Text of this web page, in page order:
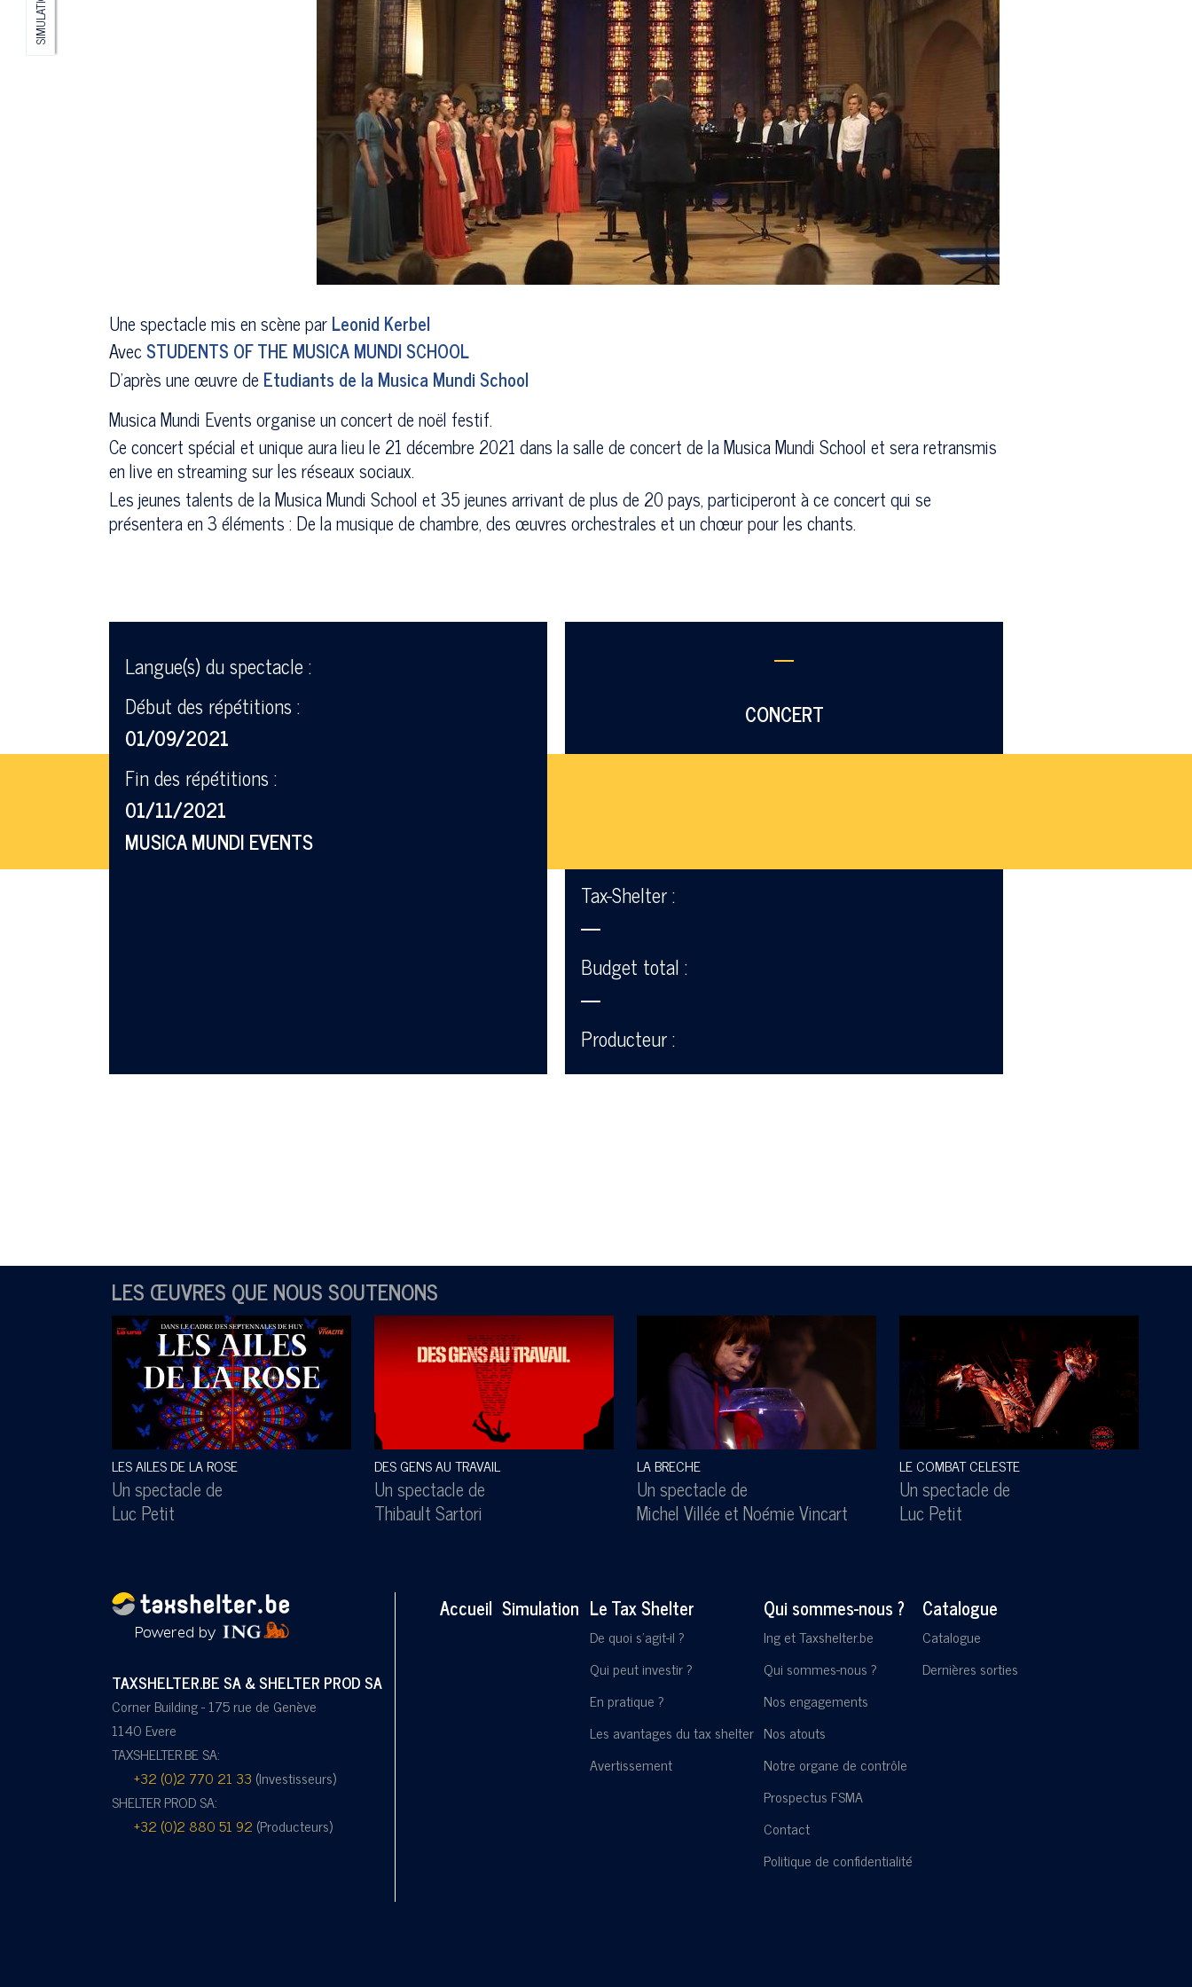
Une spectacle mis en scène parLeonid Kerbel
AvecSTUDENTS OF THE MUSICA MUNDI SCHOOL
D'après une œuvre de Etudiants de la Musica Mundi School
Musica Mundi Events organise un concert de noël festif.
Ce concert spécial et unique aura lieu le 21 décembre 2021 dans la salle de concert de la Musica Mundi School et sera retransmis
en live en streaming sur les réseaux sociaux.
Les jeunes talents de la Musica Mundi School et 35 jeunes arrivant de plus de 20 pays, participeront à ce concert qui se
présentera en 3 éléments : De la musique de chambre, des œuvres orchestrales et un chœur pour les chants.
Langue(s) du spectacle :
Début des répétitions :
01/09/2021
Fin des répétitions :
01/11/2021
MUSICA MUNDI EVENTS
—
CONCERT
Tax-Shelter :
—
Budget total :
—
Producteur :
SIMULATION
LES ŒUVRES QUE NOUS SOUTENONS
LES AILES DE LA ROSE
Un spectacle de
Luc Petit
DES GENS AU TRAVAIL
Un spectacle de
Thibault Sartori
LA BRECHE
Un spectacle de
Michel VilléeetNoémie Vincart
LE COMBAT CELESTE
Un spectacle de
Luc Petit
TAXSHELTER.BE SA & SHELTER PROD SA
Corner Building - 175 rue de Genève
1140 Evere
TAXSHELTER.BE SA:
+32 (0)2 770 21 33 (Investisseurs)
SHELTER PROD SA:
+32 (0)2 880 51 92 (Producteurs)
Accueil Simulation Le Tax Shelter
De quoi s'agit-il ?
Qui peut investir ?
En pratique ?
Les avantages du tax shelter
Avertissement
Qui sommes-nous ?
Ing et Taxshelter.be
Qui sommes-nous ?
Nos engagements
Nos atouts
Notre organe de contrôle
Prospectus FSMA
Contact
Politique de confidentialité
Catalogue
Catalogue
Dernières sorties